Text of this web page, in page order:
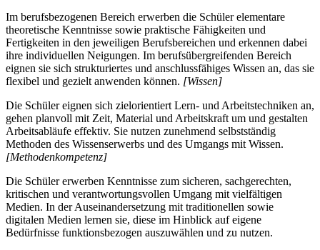
Im berufsbezogenen Bereich erwerben die Schüler elementare
theoretische Kenntnisse sowie praktische Fähigkeiten und
Fertigkeiten in den jeweiligen Berufsbereichen und erkennen dabei
ihre individuellen Neigungen. Im berufsübergreifenden Bereich
eignen sie sich strukturiertes und anschlussfähiges Wissen an, das sie
flexibel und gezielt anwenden können. [Wissen]
Die Schüler eignen sich zielorientiert Lern- und Arbeitstechniken an,
gehen planvoll mit Zeit, Material und Arbeitskraft um und gestalten
Arbeitsabläufe effektiv. Sie nutzen zunehmend selbstständig
Methoden des Wissenserwerbs und des Umgangs mit Wissen.
[Methodenkompetenz]
Die Schüler erwerben Kenntnisse zum sicheren, sachgerechten,
kritischen und verantwortungsvollen Umgang mit vielfältigen
Medien. In der Auseinandersetzung mit traditionellen sowie
digitalen Medien lernen sie, diese im Hinblick auf eigene
Bedürfnisse funktionsbezogen auszuwählen und zu nutzen.